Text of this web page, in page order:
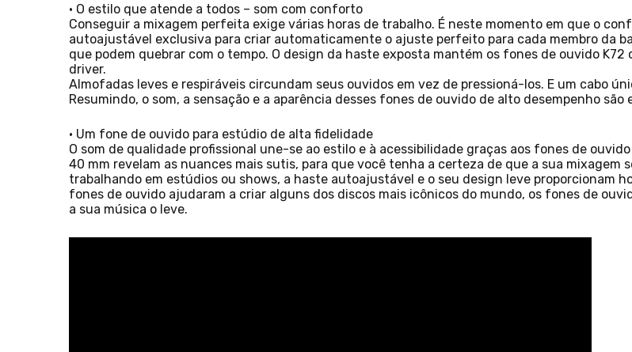
• O estilo que atende a todos – som com conforto
Conseguir a mixagem perfeita exige várias horas de trabalho. É neste momento em que o
autoajustável exclusiva para criar automaticamente o ajuste perfeito para cada membro da
que podem quebrar com o tempo. O design da haste exposta mantém os fones de ouvido
driver.
Almofadas leves e respiráveis circundam seus ouvidos em vez de pressioná-los. E um cabo
Resumindo, o som, a sensação e a aparência desses fones de ouvido de alto desempenho são
• Um fone de ouvido para estúdio de alta fidelidade
O som de qualidade profissional une-se ao estilo e à acessibilidade graças aos fones de
40 mm revelam as nuances mais sutis, para que você tenha a certeza de que a sua mixagem
trabalhando em estúdios ou shows, a haste autoajustável e o seu design leve proporcionam
fones de ouvido ajudaram a criar alguns dos discos mais icônicos do mundo, os fones de
a sua música o leve.